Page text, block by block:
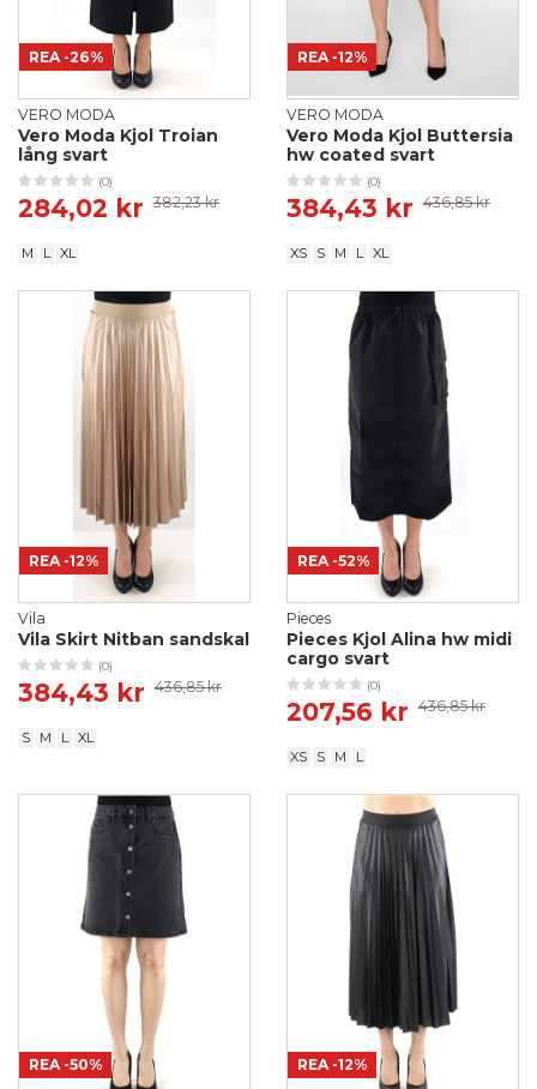
REA -26%
VERO MODA
Vero Moda Kjol Troian
lång svart
(0)
284,02 kr 382,23 kr
M L XL
REA -12%
VERO MODA
Vero Moda Kjol Buttersia
hw coated svart
(0)
384,43 kr 436,85 kr
XS S M L XL
REA -12%
Vila
Vila Skirt Nitban sandskal
(0)
384,43 kr 436,85 kr
S M L XL
REA -52%
Pieces
Pieces Kjol Alina hw midi
cargo svart
(0)
207,56 kr 436,85 kr
XS S M L
REA -50% REA -12%